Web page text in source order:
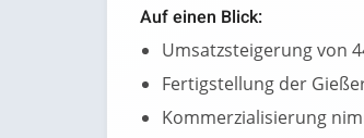
Auf einen Blick:
Umsatzsteigerung von
Fertigstellung der
Kommerzialisierung